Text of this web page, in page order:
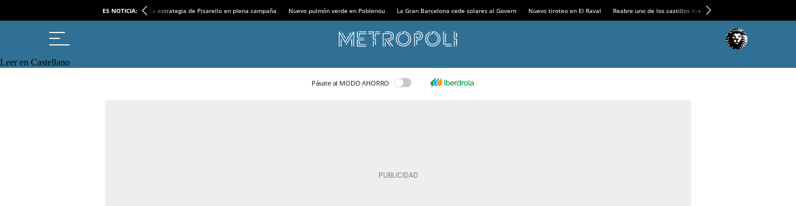
ES NOTICIA: La estrategia de Pisarello en plena campaña Nuevo pulmón verde en Poblenou La Gran Barcelona cede solares al Govern Nuevo tiroteo en El Raval Reabre uno de los castillos medievales más espectaculares
Leer en Castellano
Pásate al MODO AHORRO